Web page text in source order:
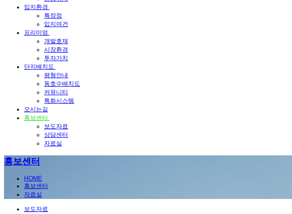
입지환경
특장점
입지여건
프리미엄
개발호재
시장환경
투자가치
단지배치도
평형안내
동호수배치도
커뮤니티
특화시스템
오시는길
홍보센터
보도자료
상담센터
자료실
홍보센터
HOME
홍보센터
자료실
보도자료